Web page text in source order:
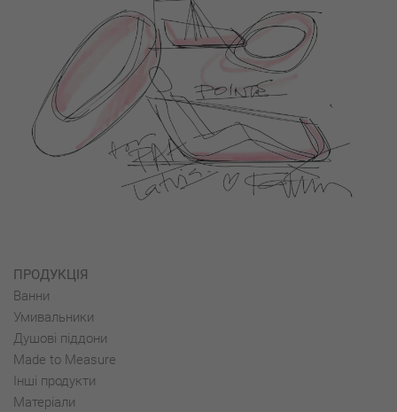
ПРОДУКЦІЯ
Ванни
Умивальники
Душові піддони
Made to Measure
Інші продукти
Матеріали